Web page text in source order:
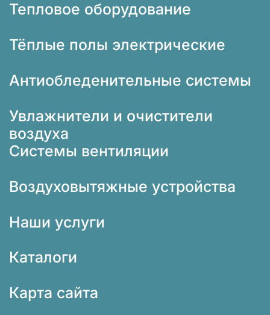
Тепловое оборудование
Тёплые полы электрические
Антиобледенительные системы
Увлажнители и очистители
воздуха
Системы вентиляции
Воздуховытяжные устройства
Наши услуги
Каталоги
Карта сайта